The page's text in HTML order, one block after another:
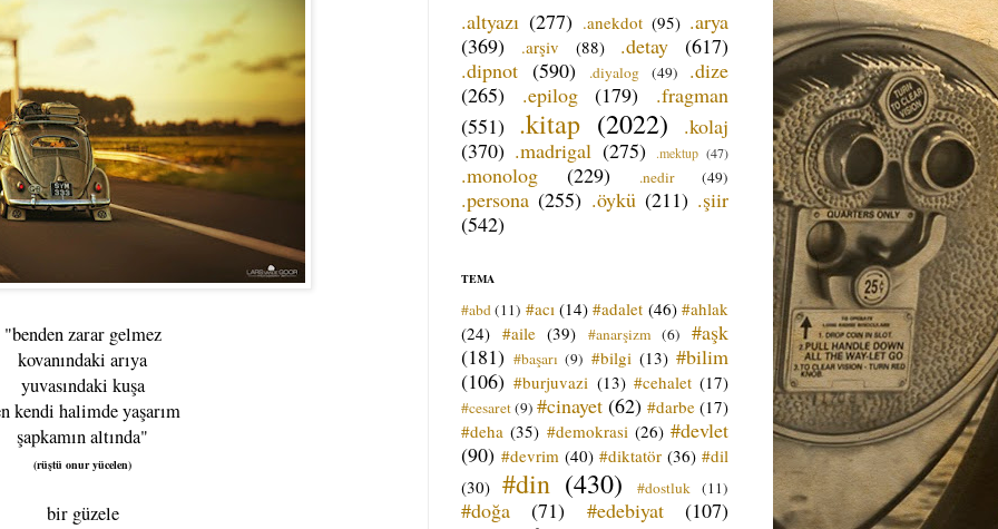
"benden zarar gelmez
kovanındaki arıya
yuvasındaki kuşa
kendi halimde yaşarım
şapkamın altında"
(rüştü onur yücelen)
bir güzele
.altyazı (277) .anekdot (95) .arya
(369)
.arşiv (88) .detay
(617)
.dipnot (590) .diyalog (49)
.dize
(265)
.epilog (179)
.fragman
(551) .kitap (2022)
.kolaj
(370) .madrigal (275) .mektup (47)
.monolog (229) .nedir (49)
.persona (255) .öykü (211) .şiir
(542)
TEMA
#abd (11) #acı (14) #adalet (46) #ahlak
(24) #aile (39) #anarşizm (6)
#aşk
(181) #başarı (9) #bilgi (13) #bilim
(106) #burjuvazi (13) #cehalet (17)
#cesaret(9) #cinayet (62) #darbe (17)
#deha (35) #demokrasi (26) #devlet
(90) #devrim (40) #diktatör (36) #dil
(30) #din (430) #dostluk (11)
#doğa (71) #edebiyat
(107)